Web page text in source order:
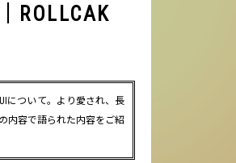
ROLLCAK
について。より愛され、長
内容で語られた内容をご紹